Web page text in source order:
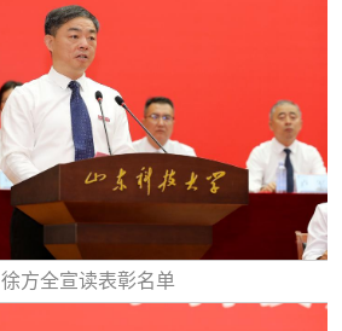
徐方全宣读表彰名单